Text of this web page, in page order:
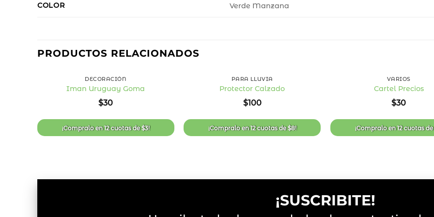
COLOR Verde Manzana
PRODUCTOS RELACIONADOS
de
deseos
DECORACIÓN
Iman Uruguay Goma
$30
¡Compralo en12 cuotasde$3!
de
deseos
PARA LLUVIA
Protector Calzado
$100
¡Compralo en12 cuotasde$8!
VARIOS
Cartel Precios
$30
¡Compralo en12 cuotasde
¡SUSCRIBITE!